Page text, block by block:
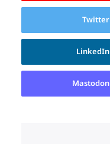
Twitter
LinkedIn
Mastodon